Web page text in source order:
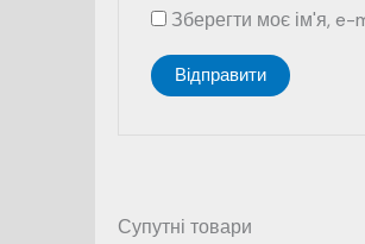
Зберегти моє ім'я, e-
Супутні товари